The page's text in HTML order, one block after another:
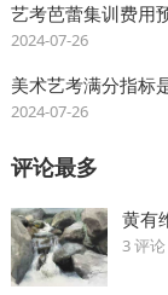
艺考芭蕾集训费用
2024-07-26
美术艺考满分指标
2024-07-26
评论最多
黄有
3 评论